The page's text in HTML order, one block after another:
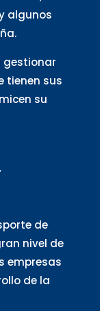
algunos
gestionar
tienen sus
su
de
nivel de
empresas
de la